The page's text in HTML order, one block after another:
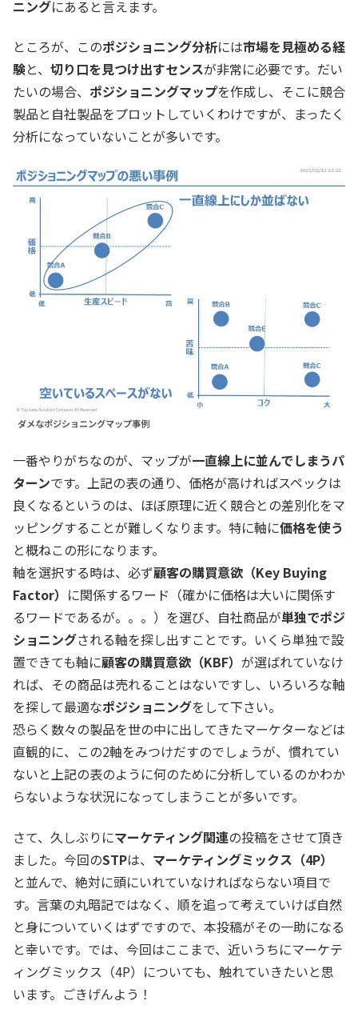
ニングにあると言えます。
ところが、このポジショニング分析には市場を見極める経
験と、 切り口を見つけ出すセンスが非常に必要です。だい
たいの場合、 ポジショニングマップを作成し、そこに競合
製品と自社製品をプロットしていくわけですが、まったく
分析になっていないことが多いです。
ダメなポジショニングマップ事例
一番やりがちなのが、マップが一直線上に並んでしまうパ
ターンです。上記の表の通り、価格が高ければスペックは
良くなるというのは、ほぼ原理に近く競合との差別化をマ
ッピングすることが難しくなります。特に軸に価格を使う
と概ねこの形になります。
軸を選択する時は、必ず顧客の購買意欲（Key Buying
Factor） に関係するワード（確かに価格は大いに関係す
るワードであるが。。。）を選び、自社商品が単独でポジ
ショニングされる軸を探し出すことです。いくら単独で設
置できても軸に顧客の購買意欲（KBF） が選ばれていなけ
れば、その商品は売れることはないですし、いろいろな軸
を探して最適なポジショニングをして下さい。
恐らく数々の製品を世の中に出してきたマーケターなどは
直観的に、この2軸をみつけだすのでしょうが、慣れてい
ないと上記の表のように何のために分析しているのかわか
らないような状況になってしまうことが多いです。
さて、久しぶりにマーケティング関連の投稿をさせて頂き
ました。今回のSTPは、 マーケティングミックス（4P）
と並んで、絶対に頭にいれていなければならない項目で
す。言葉の丸暗記ではなく、順を追って考えていけば自然
と身についていくはずですので、本投稿がその一助になる
と幸いです。では、今回はここまで、近いうちにマーケテ
ィングミックス（4P）についても、触れていきたいと思
います。ごきげんよう！